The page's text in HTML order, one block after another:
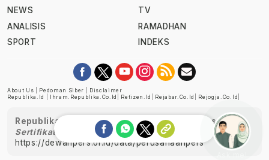
NEWS
ANALISIS
SPORT
TV
RAMADHAN
INDEKS
About Us Pedoman Siber
Disclaimer
Republika.id
Ihram.republika.co.id Retizen.id Rejabar.co.id Rejogja.co.id
Republika telah diverifikasi oleh Dewan Pers
Sertifikat Nomor 1058/DP-Verifikasi/K/XII/2022
https://dewanpers.or.id/data/perusahaanpers